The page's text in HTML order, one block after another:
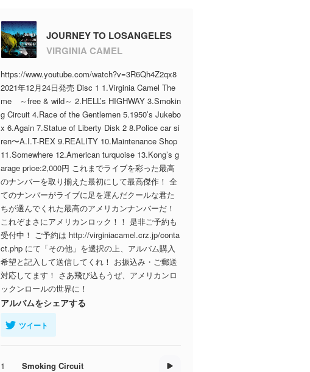
JOURNEY TO LOSANGELES
VIRGINIA CAMEL
https://www.youtube.com/watch?v=3R6Qh4Z2qx8
2021年12月24日発売 Disc 1 1.Virginia Camel The
me ～free & wild～ 2.HELL’s HIGHWAY 3.Smokin
g Circuit 4.Race of the Gentlemen 5.1950’s Jukebo
x 6.Again 7.Statue of Liberty Disk 2 8.Police car si
ren〜A.I.T-REX 9.REALITY 10.Maintenance Shop
11.Somewhere 12.American turquoise 13.Kong’s g
arage price:2,000円 これまでライブを彩った最高
のナンバーを取り揃えた最初にして最高傑作！ 全
てのナンバーがライブに足を運んだクールな君た
ちが選んでくれた最高のアメリカンナンバーだ！
これぞまさにアメリカンロック！！ 是非ご予約も
受付中！ ご予約は http://virginiacamel.crz.jp/conta
ct.php にて「その他」を選択の上、アルバム購入
希望と記入して送信してくれ！ お振込み・ご郵送
対応してます！ さあ飛び込もうぜ、アメリカンロ
ックンロールの世界に！
アルバムをシェアする
ツイート
1 Smoking Circuit